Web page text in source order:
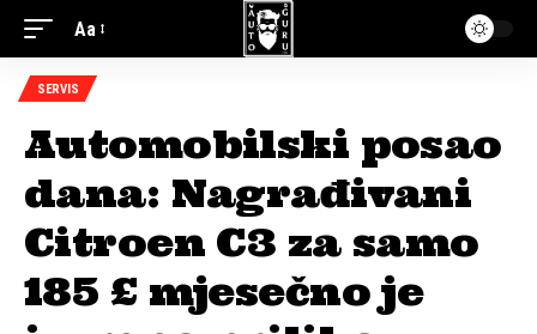
Aa
SERVIS
Automobilski posao
dana: Nagrađivani
Citroen C3 za samo
185 £ mjesečno je